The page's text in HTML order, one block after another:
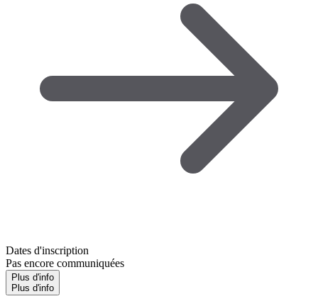
Dates d'inscription
Pas encore communiquées
Plus d'info
Plus d'info